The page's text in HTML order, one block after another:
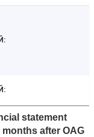
statement
after OAG